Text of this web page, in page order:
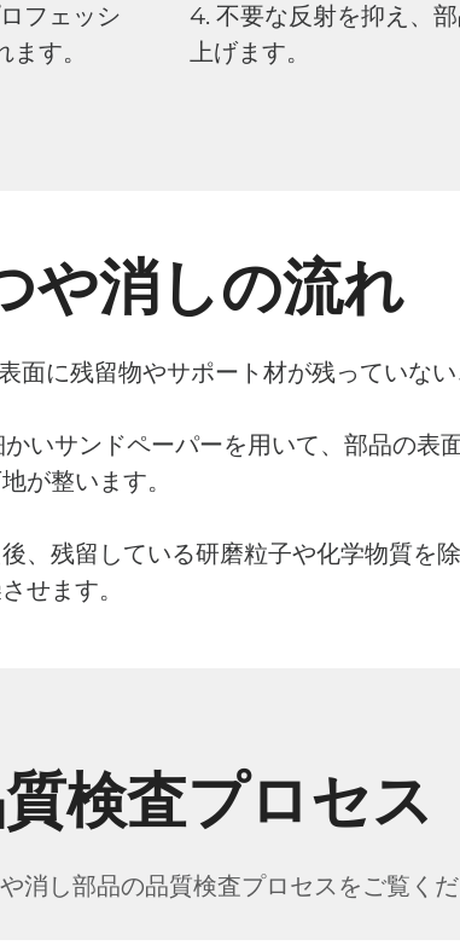
フェッシ
す。
4. 不要な反射を抑え、
上げます。
や消しの流れ
面に残留物やサポート材が残っていな
いサンドペーパーを用いて、部品の表
が整います。
、残留している研磨粒子や化学物質を
せます。
検査プロセス
消し部品の品質検査プロセスをご覧く